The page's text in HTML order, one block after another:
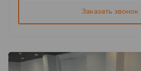
Заказать звонок